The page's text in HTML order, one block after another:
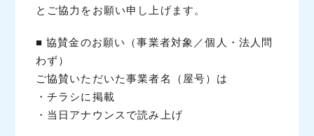
とご協力をお願い申し上げます。
■ 協賛金のお願い（事業者対象／個人・法人問
わず）
ご協賛いただいた事業者名（屋号）は
・チラシに掲載
・当日アナウンスで読み上げ